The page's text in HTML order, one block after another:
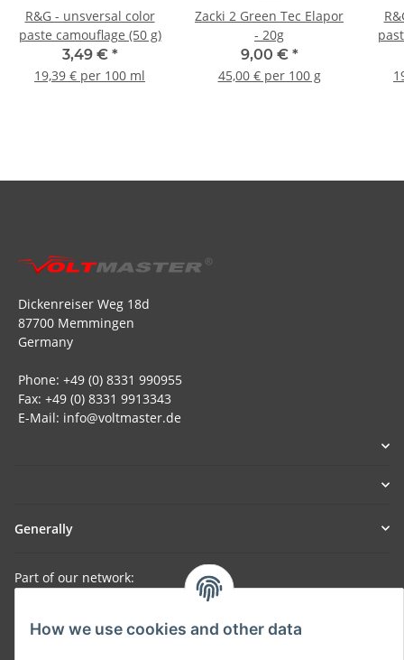
How we use cookies and other data
R&G - unsversal color
paste camouflage (50 g)
3,49 € *
19,39 € per 100 ml
Zacki 2 Green Tec Elapor
- 20g
9,00 € *
45,00 € per 100 g
Dickenreiser Weg 18d
87700 Memmingen
Germany
Phone: +49 (0) 8331 990955
Fax: +49 (0) 8331 9913343
E-Mail: info@voltmaster.de
Generally
Part of our network: